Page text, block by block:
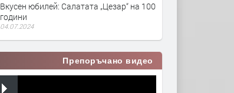
Вкусен юбилей: Салатата „Цезар“ на 100
години
04.07.2024
Препоръчано видео